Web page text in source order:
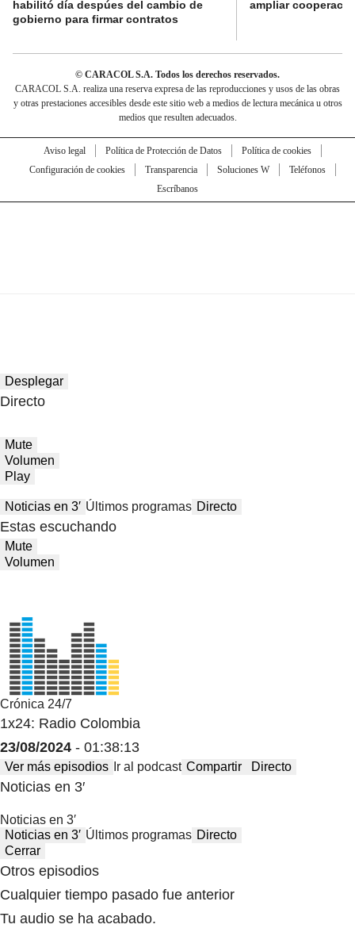
habilitó día despúes del cambio de
gobierno para firmar contratos
ampliar
© CARACOL S.A. Todos los derechos reservados.
CARACOL S.A. realiza una reserva expresa de las reproducciones y usos de las obras
y otras prestaciones accesibles desde este sitio web a medios de lectura mecánica u otros
medios que resulten adecuados.
Aviso legal Política de Protección de Datos
Política de cookies
Configuración de cookies
Transparencia Soluciones W
Teléfonos
Escríbanos
Desplegar
Directo
Mute
Volumen
Play
Noticias en 3′ Últimos programas Directo
Estas escuchando
Mute
Volumen
Crónica 24/7
1x24: Radio Colombia
23/08/2024 - 01:38:13
Ver más episodios Ir al podcast Compartir Directo
Noticias en 3′
Noticias en 3′
Noticias en 3′ Últimos programas Directo
Cerrar
Otros episodios
Cualquier tiempo pasado fue anterior
Tu audio se ha acabado.